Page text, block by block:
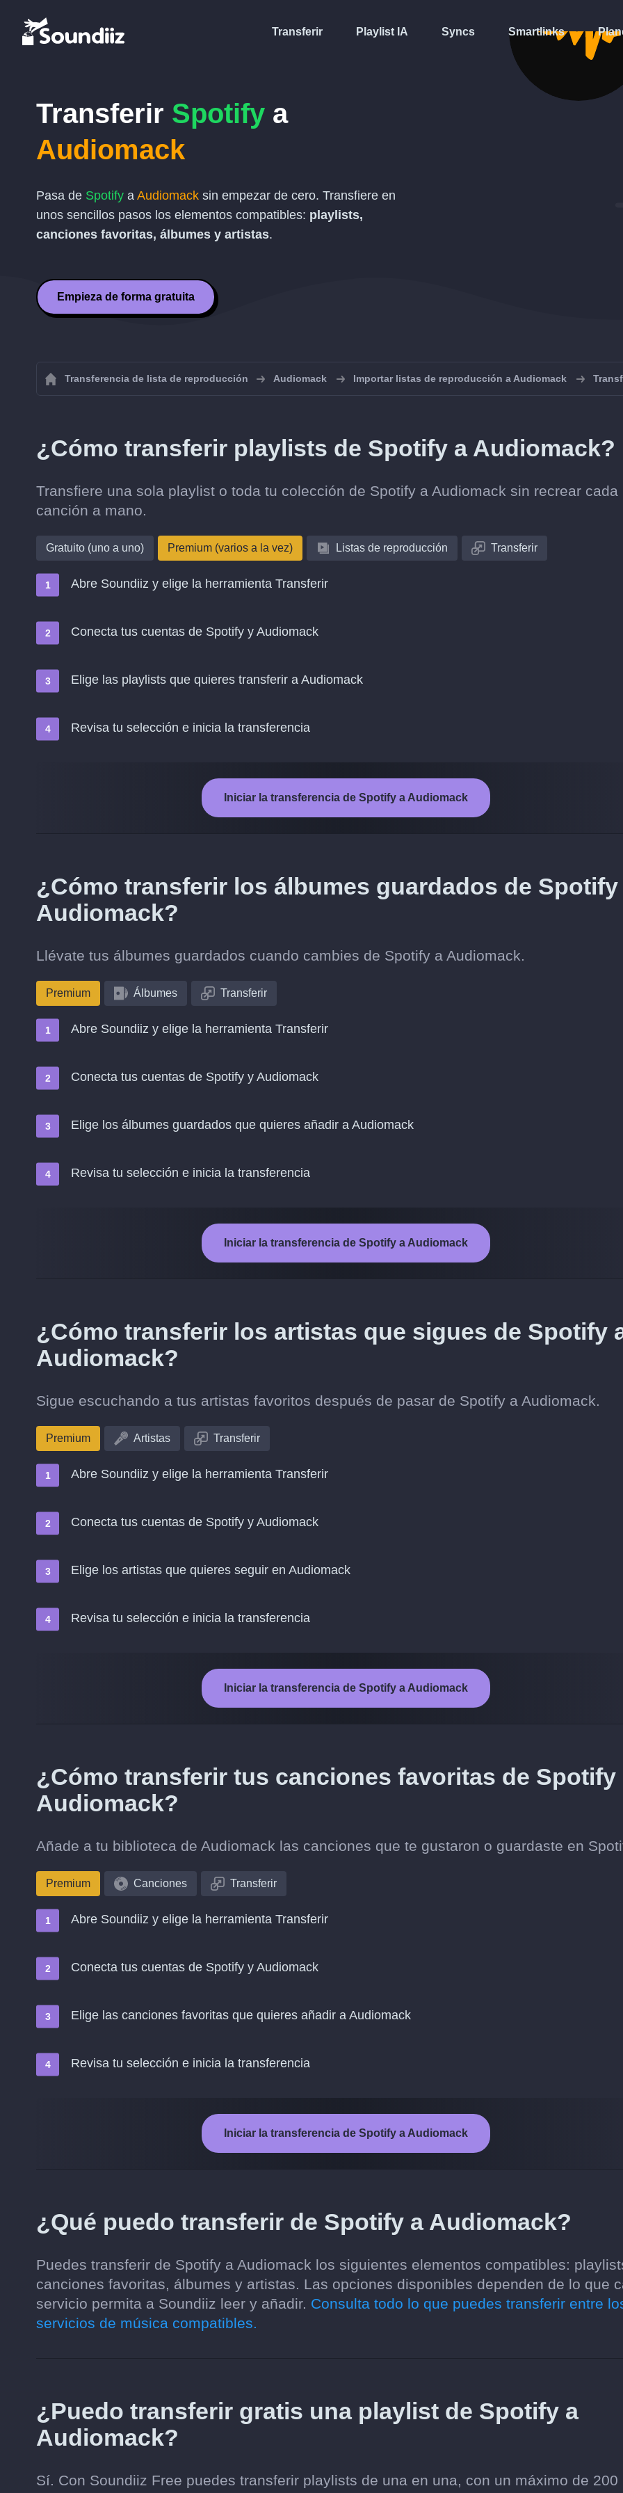
Transferir Playlist IA Syncs Smartlinks
Transferir Spotify a
Audiomack
Pasa de Spotify a Audiomack sin empezar de cero. Transfiere en
unos sencillos pasos los elementos compatibles: playlists,
canciones favoritas, álbumes y artistas.
Empieza de forma gratuita
Transferencia de lista de reproducción Audiomack Importar listas de reproducción a Audiomack
¿Cómo transferir playlists de Spotify a Audiomack?
Transfiere una sola playlist o toda tu colección de Spotify a Audiomack sin recrear cada
canción a mano.
Gratuito (uno a uno) Premium (varios a la vez) Listas de reproducción Transferir
Abre Soundiiz y elige la herramienta Transferir
Conecta tus cuentas de Spotify y Audiomack
Elige las playlists que quieres transferir a Audiomack
Revisa tu selección e inicia la transferencia
Iniciar la transferencia de Spotify a Audiomack
¿Cómo transferir los álbumes guardados de Spotify
Audiomack?
Llévate tus álbumes guardados cuando cambies de Spotify a Audiomack.
Premium Álbumes Transferir
Abre Soundiiz y elige la herramienta Transferir
Conecta tus cuentas de Spotify y Audiomack
Elige los álbumes guardados que quieres añadir a Audiomack
Revisa tu selección e inicia la transferencia
Iniciar la transferencia de Spotify a Audiomack
¿Cómo transferir los artistas que sigues de Spotify
Audiomack?
Sigue escuchando a tus artistas favoritos después de pasar de Spotify a Audiomack.
Premium Artistas Transferir
Abre Soundiiz y elige la herramienta Transferir
Conecta tus cuentas de Spotify y Audiomack
Elige los artistas que quieres seguir en Audiomack
Revisa tu selección e inicia la transferencia
Iniciar la transferencia de Spotify a Audiomack
¿Cómo transferir tus canciones favoritas de Spotify
Audiomack?
Añade a tu biblioteca de Audiomack las canciones que te gustaron o guardaste en
Premium Canciones Transferir
Abre Soundiiz y elige la herramienta Transferir
Conecta tus cuentas de Spotify y Audiomack
Elige las canciones favoritas que quieres añadir a Audiomack
Revisa tu selección e inicia la transferencia
Iniciar la transferencia de Spotify a Audiomack
¿Qué puedo transferir de Spotify a Audiomack?
Puedes transferir de Spotify a Audiomack los siguientes elementos compatibles:
canciones favoritas, álbumes y artistas. Las opciones disponibles dependen de lo que
servicio permita a Soundiiz leer y añadir. Consulta todo lo que puedes transferir entre
servicios de música compatibles.
¿Puedo transferir gratis una playlist de Spotify a
Audiomack?
Sí. Con Soundiiz Free puedes transferir playlists de una en una, con un máximo de 200